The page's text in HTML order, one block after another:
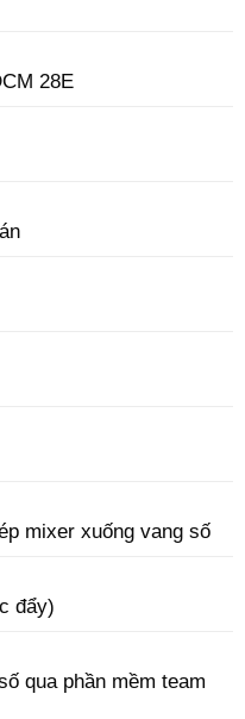
28E
mixer xuống vang số
đẩy)
qua phần mềm team